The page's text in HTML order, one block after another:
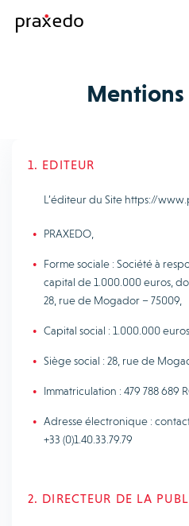
1. EDITEUR
L’éditeur du Site https://
PRAXEDO,
Forme sociale : Société à
capital de 1.000.000 euros,
28, rue de Mogador – 75009,
Capital social : 1.000.000 euros
Siège social : 28, rue de
Immatriculation : 479 788 689
Adresse électronique :
+33 (0)1.40.33.79.79
2. DIRECTEUR DE LA